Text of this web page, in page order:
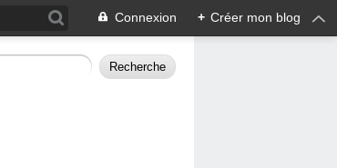
Connexion + Créer mon blog